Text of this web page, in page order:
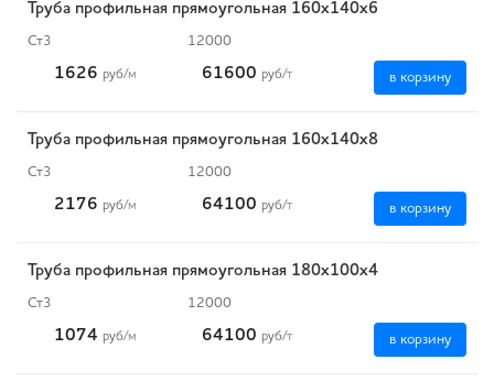
Труба профильная прямоугольная 160х140х6
Ст3 12000
1626 руб/м 61600 руб/т в корзину
Труба профильная прямоугольная 160х140х8
Ст3 12000
2176 руб/м 64100 руб/т в корзину
Труба профильная прямоугольная 180х100х4
Ст3 12000
1074 руб/м 64100 руб/т в корзину